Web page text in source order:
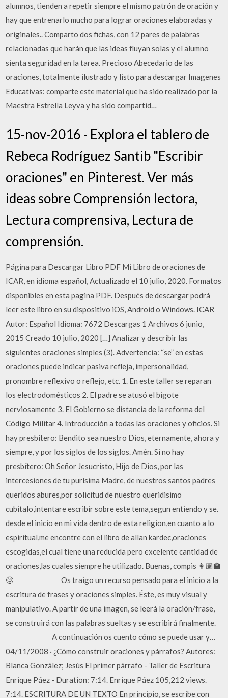
alumnos, tienden a repetir siempre el mismo patrón de oración y
hay que entrenarlo mucho para lograr oraciones elaboradas y
originales.. Comparto dos fichas, con 12 pares de palabras
relacionadas que harán que las ideas fluyan solas y el alumno
sienta seguridad en la tarea. Precioso Abecedario de las
oraciones, totalmente ilustrado y listo para descargar Imagenes
Educativas: comparte este material que ha sido realizado por la
Maestra Estrella Leyva y ha sido compartid…
15-nov-2016 - Explora el tablero de
Rebeca Rodríguez Santib "Escribir
oraciones" en Pinterest. Ver más
ideas sobre Comprensión lectora,
Lectura comprensiva, Lectura de
comprensión.
Página para Descargar Libro PDF Mi Libro de oraciones de
ICAR, en idioma español, Actualizado el 10 julio, 2020. Formatos
disponibles en esta pagina PDF. Después de descargar podrá
leer este libro en su dispositivo iOS, Android o Windows. ICAR
Autor: Español Idioma: 7672 Descargas 1 Archivos 6 junio,
2015 Creado 10 julio, 2020 […] Analizar y describir las
siguientes oraciones simples (3). Advertencia: “se” en estas
oraciones puede indicar pasiva refleja, impersonalidad,
pronombre reflexivo o reflejo, etc. 1. En este taller se reparan
los electrodomésticos 2. El padre se atusó el bigote
nerviosamente 3. El Gobierno se distancia de la reforma del
Código Militar 4. Introducción a todas las oraciones y oficios. Si
hay presbítero: Bendito sea nuestro Dios, eternamente, ahora y
siempre, y por los siglos de los siglos. Amén. Si no hay
presbítero: Oh Señor Jesucristo, Hijo de Dios, por las
intercesiones de tu purísima Madre, de nuestros santos padres
queridos abures,por solicitud de nuestro queridisimo
cubitalo,intentare escribir sobre este tema,segun entiendo y se.
desde el inicio en mi vida dentro de esta religion,en cuanto a lo
espiritual,me encontre con el libro de allan kardec,oraciones
escogidas,el cual tiene una reducida pero excelente cantidad de
oraciones,las cuales siempre he utilizado. Buenas, compis 👩🏽‍🏫
😊 ⠀⠀⠀⠀⠀⠀⠀⠀ Os traigo un recurso pensado para el inicio a la
escritura de frases y oraciones simples. Éste, es muy visual y
manipulativo. A partir de una imagen, se leerá la oración/frase,
se construirá con las palabras sueltas y se escribirá finalmente.
⠀⠀⠀⠀⠀⠀⠀⠀ A continuación os cuento cómo se puede usar y…
04/11/2008 · ¿Cómo construir oraciones y párrafos? Autores:
Blanca González; Jesús El primer párrafo - Taller de Escritura
Enrique Páez - Duration: 7:14. Enrique Páez 105,212 views.
7:14. ESCRITURA DE UN TEXTO En principio, se escribe con